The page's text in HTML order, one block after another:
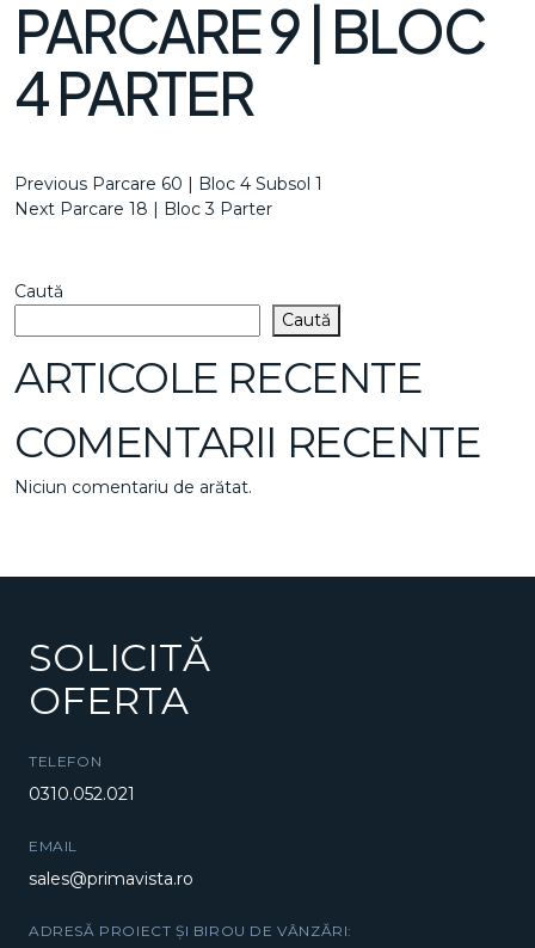
PARCARE 9 | BLOC
4 PARTER
NAVIGARE
ARTICOLE
Previous
Post
Previous Parcare 60 | Bloc 4 Subsol 1
Next
Next Parcare 18 | Bloc 3 Parter
Caută
Caută
ARTICOLE RECENTE
COMENTARII RECENTE
Niciun comentariu de arătat.
SOLICITĂ
OFERTA
TELEFON
0310.052.021
EMAIL
sales@primavista.ro
ADRESĂ PROIECT ȘI BIROU DE VÂNZĂRI: